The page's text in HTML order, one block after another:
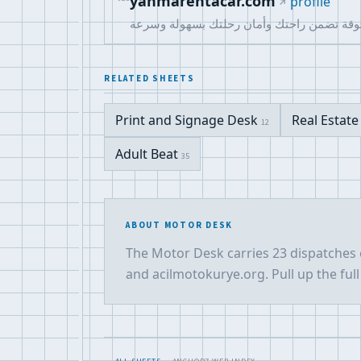
RELATED SHEETS
Print and Signage Desk 12
Real
Adult Beat 35
ABOUT MOTOR DESK
The Motor Desk carries 23
and acilmotokurye.org. Pull up the